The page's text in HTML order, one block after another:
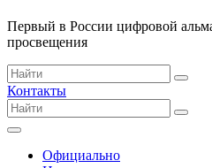
Первый в России цифровой
просвещения
Контакты
Официально